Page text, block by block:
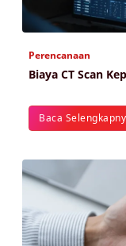
Perencanaan
Biaya CT Scan
Baca